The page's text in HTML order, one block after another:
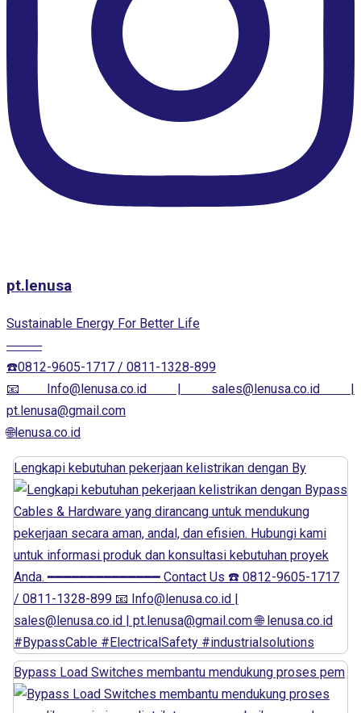
pt.lenusa
Sustainable Energy For Better Life
────
☎️0812-9605-1717 / 0811-1328-899
📧Info@lenusa.co.id | sales@lenusa.co.id |
pt.lenusa@gmail.com
🌐lenusa.co.id
Lengkapi kebutuhan pekerjaan kelistrikan dengan By
Bypass Load Switches membantu mendukung proses pem